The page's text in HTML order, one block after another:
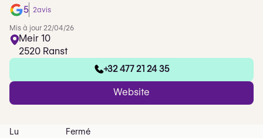
5 2avis
Mis à jour 22/04/26
Meir 10
2520 Ranst
+32 477 21 24 35
Website
Lu
Fermé